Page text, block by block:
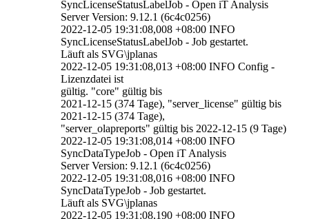
SyncLicenseStatusLabelJob - Open iT Analysis
Server Version: 9.12.1 (6c4c0256)
2022-12-05 19:31:08,008 +08:00 INFO
SyncLicenseStatusLabelJob - Job gestartet.
Läuft als SVG\jplanas
2022-12-05 19:31:08,013 +08:00 INFO Config -
Lizenzdatei ist
gültig. "core" gültig bis
2021-12-15 (374 Tage), "server_license" gültig bis
2021-12-15 (374 Tage),
"server_olapreports" gültig bis 2022-12-15 (9 Tage)
2022-12-05 19:31:08,014 +08:00 INFO
SyncDataTypeJob - Open iT Analysis
Server Version: 9.12.1 (6c4c0256)
2022-12-05 19:31:08,016 +08:00 INFO
SyncDataTypeJob - Job gestartet.
Läuft als SVG\jplanas
2022-12-05 19:31:08,190 +08:00 INFO